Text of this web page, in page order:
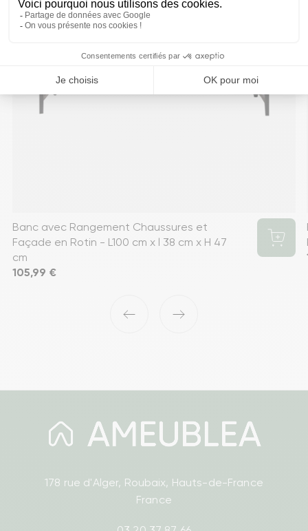
Banc avec Rangement Chaussures et
Façade en Rotin - L100 cm x l 38 cm x H 47
cm
Prix
105,99 €
‹ ›
178 rue d'Alger, Roubaix, Hauts-de-France
France